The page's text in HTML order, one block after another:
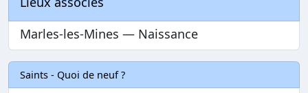
Marles-les-Mines — Naissance
Saints - Quoi de neuf ?